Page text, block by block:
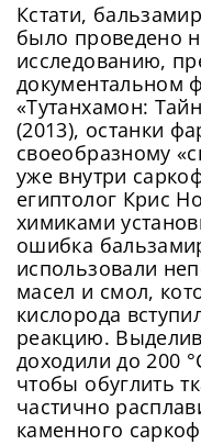
Кстати,
было проведено
исследованию,
документальном
«Тутанхамон:
(2013), останки
своеобразному
уже внутри
египтолог Крис
химиками
ошибка
использовали
масел и смол,
кислорода
реакцию.
доходили до 200
чтобы обуглить
частично
каменного